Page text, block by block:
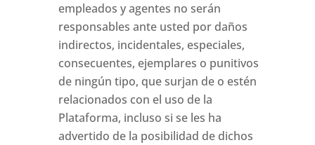
empleados y agentes no serán
responsables ante usted por daños
indirectos, incidentales, especiales,
consecuentes, ejemplares o punitivos
de ningún tipo, que surjan de o estén
relacionados con el uso de la
Plataforma, incluso si se les ha
advertido de la posibilidad de dichos